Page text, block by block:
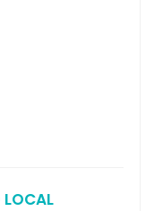
LOCAL